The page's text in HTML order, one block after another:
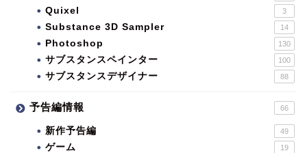
Quixel 3
Substance 3D Sampler 14
Photoshop 130
サブスタンスペインター 100
サブスタンスデザイナー 88
予告編情報 66
新作予告編 49
ゲーム 19